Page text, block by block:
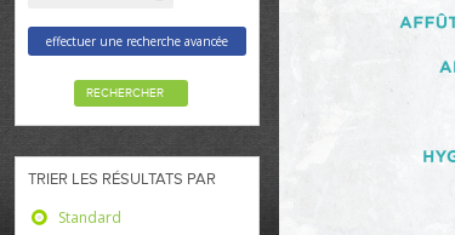
effectuer une recherche avancée
RECHERCHER
TRIER LES RÉSULTATS PAR
Standard